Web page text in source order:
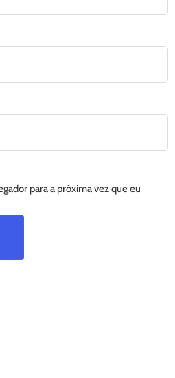
para a próxima vez que eu